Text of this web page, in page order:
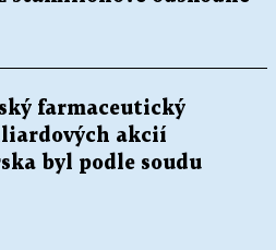
farmaceutický
akcií
byl podle soudu